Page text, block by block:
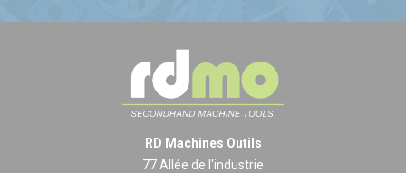
RD Machines Outils
77 Allée de l'industrie